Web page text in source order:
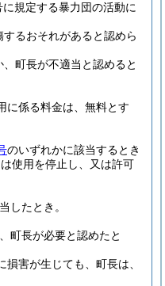
規定する暴力団の活動に
るおそれがあると認めら
町長が不適当と認めると
に係る料金は、無料とす
のいずれかに該当するとき
使用を停止し、又は許可
したとき。
町長が必要と認めたと
害が生じても、町長は、